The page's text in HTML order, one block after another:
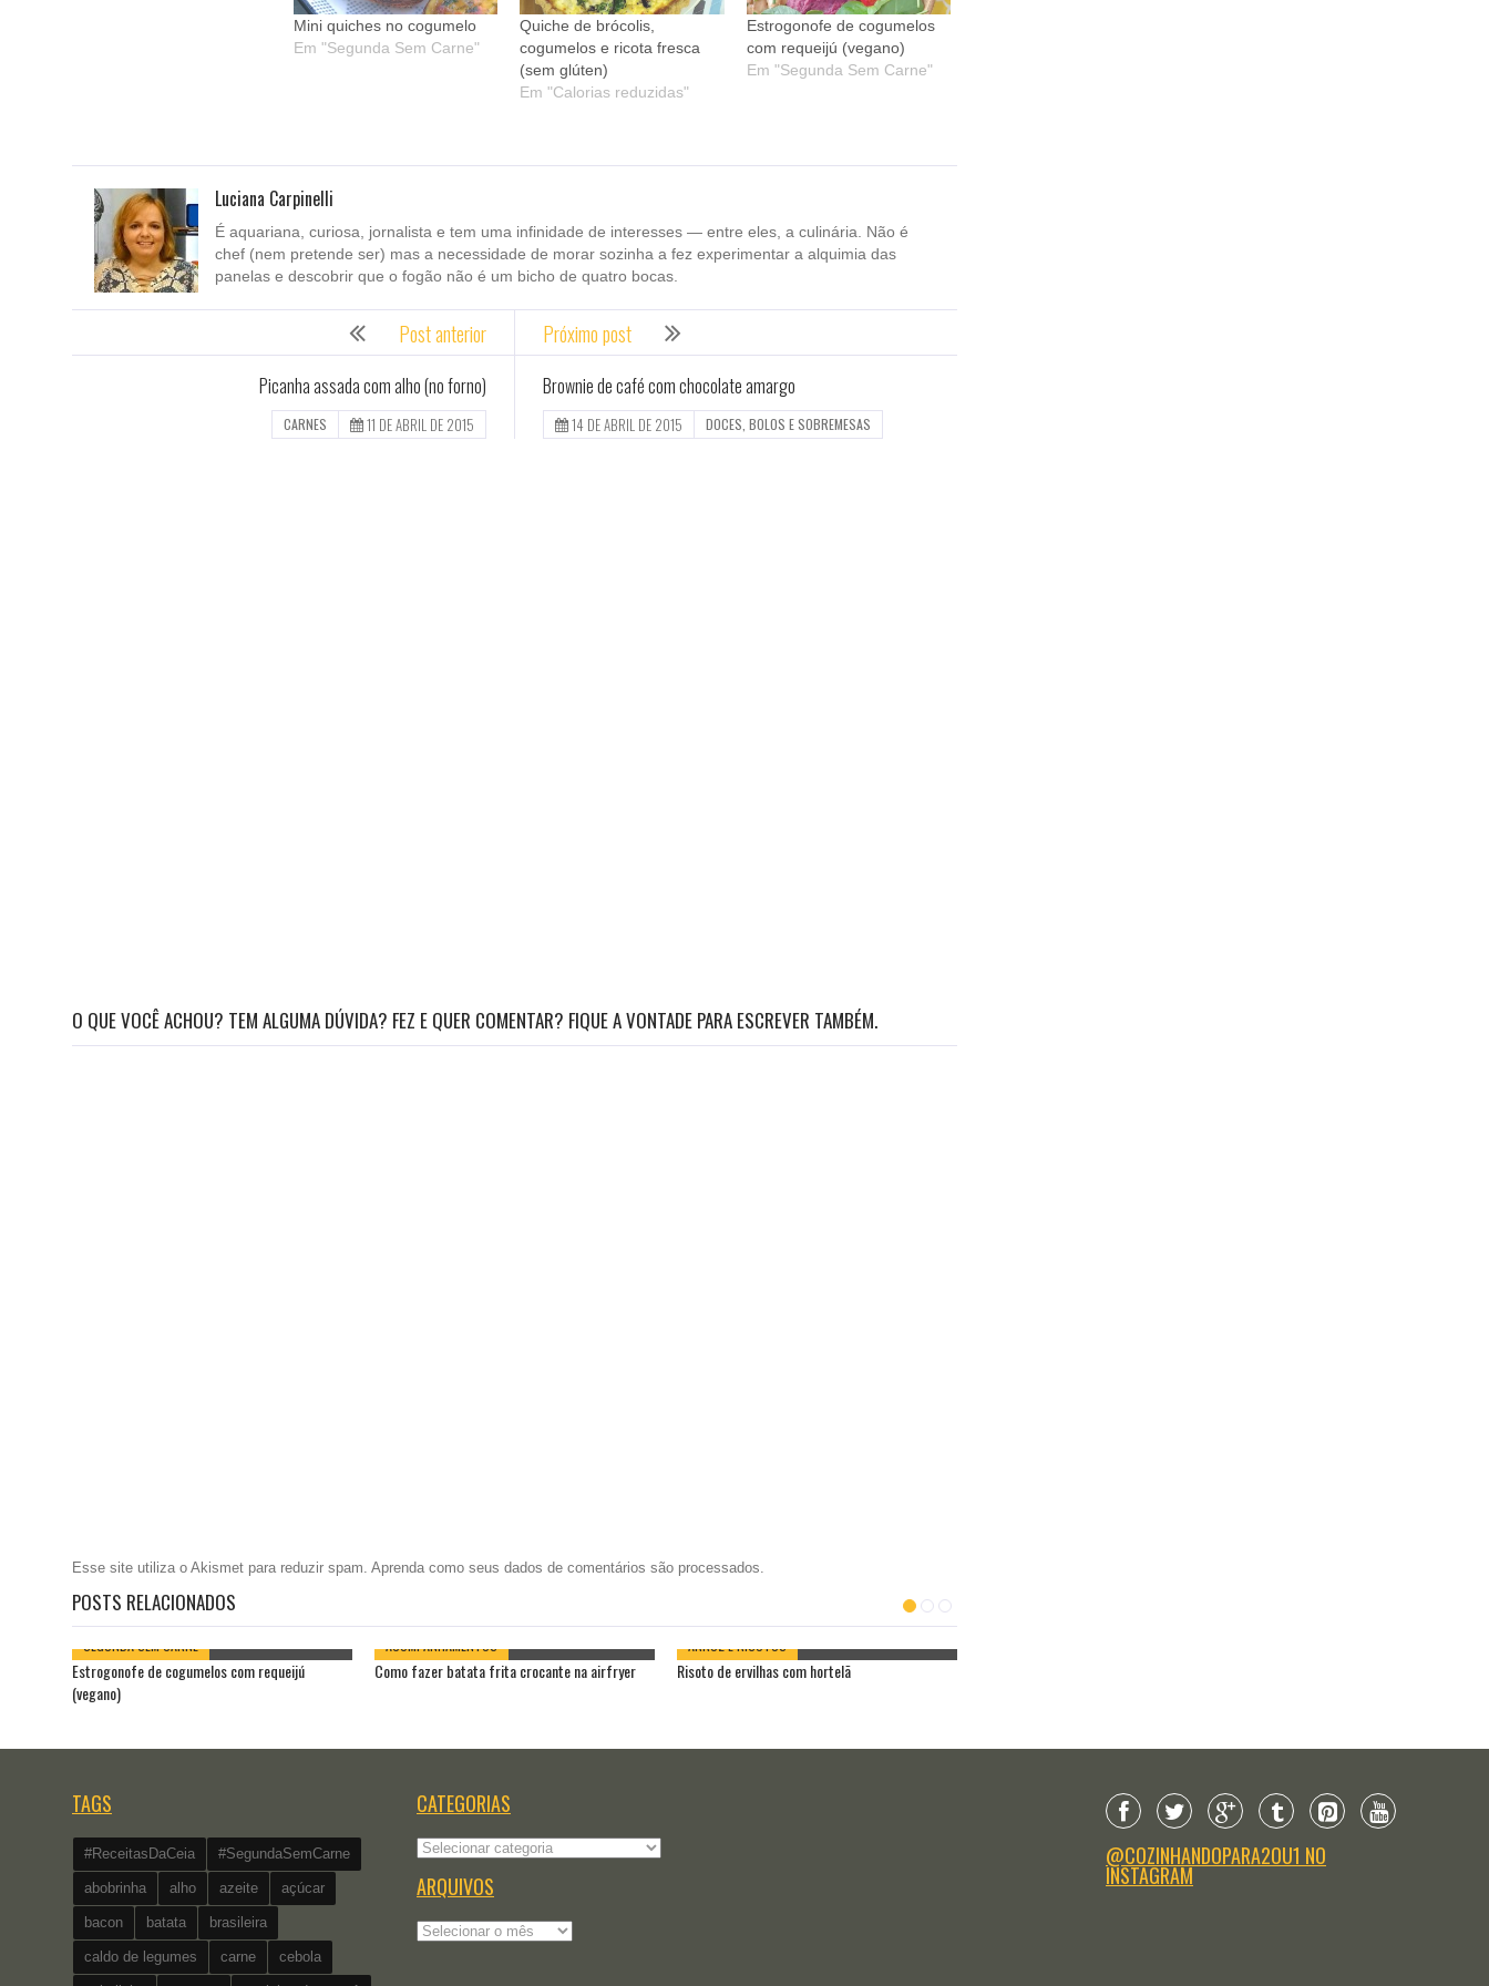
Mini quiches no cogumelo
Em "Segunda Sem Carne"
Quiche de brócolis,
cogumelos e ricota fresca
(sem glúten)
Em "Calorias reduzidas"
Estrogonofe de cogumelos
com requeijú (vegano)
Em "Segunda Sem Carne"
Luciana Carpinelli
É aquariana, curiosa, jornalista e tem uma infinidade de interesses — entre eles, a culinária. Não é
chef (nem pretende ser) mas a necessidade de morar sozinha a fez experimentar a alquimia das
panelas e descobrir que o fogão não é um bicho de quatro bocas.
Post anterior
Picanha assada com alho (no forno)
11 DE ABRIL DE 2015
CARNES
Próximo post
Brownie de café com chocolate amargo
14 DE ABRIL DE 2015 DOCES, BOLOS E SOBREMESAS
O QUE VOCÊ ACHOU? TEM ALGUMA DÚVIDA? FEZ E QUER COMENTAR? FIQUE A VONTADE PARA ESCREVER TAMBÉM.
Esse site utiliza o Akismet para reduzir spam. Aprenda como seus dados de comentários são processados.
POSTS RELACIONADOS
SEGUNDA SEM CARNE
Estrogonofe de cogumelos com requeijú
(vegano)
ACOMPANHAMENTOS
Como fazer batata frita crocante na airfryer
ARROZ E RISOTOS
Risoto de ervilhas com hortelã
TAGS
#ReceitasDaCeia #SegundaSemCarne
abobrinha alho azeite açúcar
bacon batata brasileira
caldo de legumes carne cebola
CATEGORIAS
Categorias
ARQUIVOS
Arquivos
@COZINHANDOPARA2OU1 NO
INSTAGRAM